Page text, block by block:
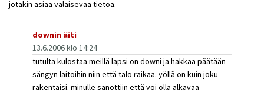
jotakin asiaa valaisevaa tietoa.
downin äiti
13.6.2006 klo 14:24
tutulta kulostaa meillä lapsi on downi ja hakkaa päätään
sängyn laitoihin niin että talo raikaa. yöllä on kuin joku
rakentaisi. minulle sanottiin että voi olla alkavaa